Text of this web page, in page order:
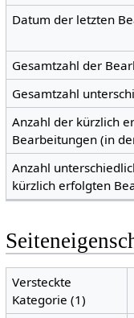
Datum der letzten
Gesamtzahl der
Gesamtzahl
Anzahl der kürzlich
Bearbeitungen (in
Anzahl
kürzlich erfolgten
Versteckte
Kategorie (1)